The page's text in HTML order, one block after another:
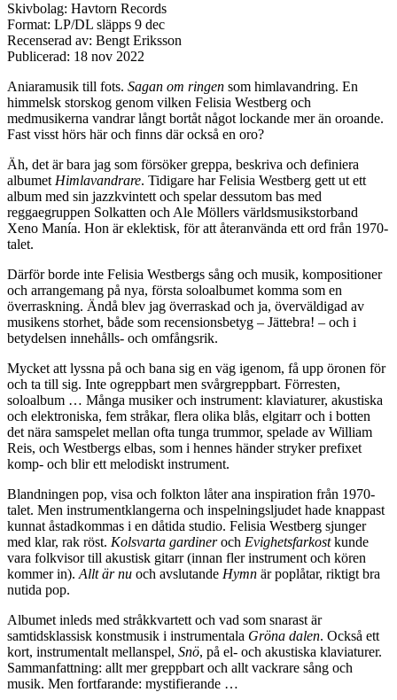
Skivbolag: Havtorn Records
Format: LP/DL släpps 9 dec
Recenserad av: Bengt Eriksson
Publicerad: 18 nov 2022
Aniaramusik till fots. Sagan om ringen som himlavandring. En
himmelsk storskog genom vilken Felisia Westberg och
medmusikerna vandrar långt bortåt något lockande mer än oroande.
Fast visst hörs här och finns där också en oro?
Äh, det är bara jag som försöker greppa, beskriva och definiera
albumet Himlavandrare. Tidigare har Felisia Westberg gett ut ett
album med sin jazzkvintett och spelar dessutom bas med
reggaegruppen Solkatten och Ale Möllers världsmusikstorband
Xeno Manía. Hon är eklektisk, för att återanvända ett ord från 1970-
talet.
Därför borde inte Felisia Westbergs sång och musik, kompositioner
och arrangemang på nya, första soloalbumet komma som en
överraskning. Ändå blev jag överraskad och ja, överväldigad av
musikens storhet, både som recensionsbetyg – Jättebra! – och i
betydelsen innehålls- och omfångsrik.
Mycket att lyssna på och bana sig en väg igenom, få upp öronen för
och ta till sig. Inte ogreppbart men svårgreppbart. Förresten,
soloalbum … Många musiker och instrument: klaviaturer, akustiska
och elektroniska, fem stråkar, flera olika blås, elgitarr och i botten
det nära samspelet mellan ofta tunga trummor, spelade av William
Reis, och Westbergs elbas, som i hennes händer stryker prefixet
komp- och blir ett melodiskt instrument.
Blandningen pop, visa och folkton låter ana inspiration från 1970-
talet. Men instrumentklangerna och inspelningsljudet hade knappast
kunnat åstadkommas i en dåtida studio. Felisia Westberg sjunger
med klar, rak röst. Kolsvarta gardineroch Evighetsfarkostkunde
vara folkvisor till akustisk gitarr (innan fler instrument och kören
kommer in). Allt är nu och avslutande Hymn är poplåtar, riktigt bra
nutida pop.
Albumet inleds med stråkkvartett och vad som snarast är
samtidsklassisk konstmusik i instrumentala Gröna dalen. Också ett
kort, instrumentalt mellanspel, Snö, på el- och akustiska klaviaturer.
Sammanfattning: allt mer greppbart och allt vackrare sång och
musik. Men fortfarande: mystifierande …